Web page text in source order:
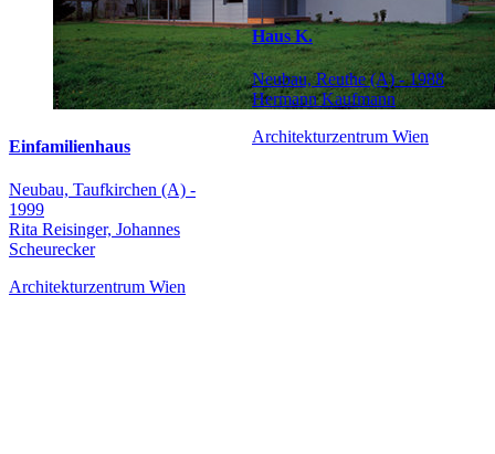
Einfamilienhaus
Neubau, Taufkirchen (A) -
1999
Rita Reisinger, Johannes
Scheurecker
Architekturzentrum Wien
Haus K.
Neubau, Reuthe (A) - 1988
Hermann Kaufmann
Architekturzentrum Wien